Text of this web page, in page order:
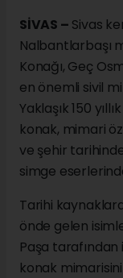
SİVAS – Sivas
Nalbantlarbaşı
Konağı, Geç
en önemli sivil
Yaklaşık 150
konak, mimari
ve şehir
simge
Tarihi
önde gelen
Paşa
konak